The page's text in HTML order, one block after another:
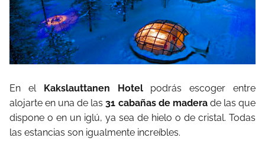
En elKakslauttanen Hotelpodrás escoger entre
alojarte en una de las31 cabañas de maderade las que
dispone o en un iglú, ya sea de hielo o de cristal. Todas
las estancias son igualmente increíbles.